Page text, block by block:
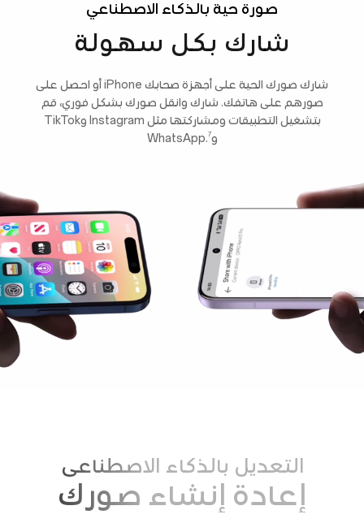
صورة حية بالذكاء الاصطناعي
شارك بكل سهولة
شارك صورك الحية على أجهزة صحابك iPhone أو احصل على
صورهم على هاتفك. شارك وانقل صورك بشكل فوري، قم
بتشغيل التطبيقات ومشاركتها مثل Instagram وTikTok
وWhatsApp.7
التعديل بالذكاء الاصطناعي
إعادة إنشاء صورك